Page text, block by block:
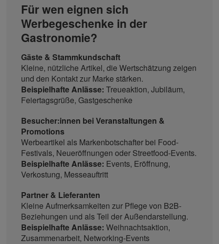
Für wen eignen sich
Werbegeschenke in der
Gastronomie?
Gäste & Stammkundschaft
Kleine, nützliche Artikel, die Wertschätzung zeigen
und den Kontakt zur Marke stärken.
Beispielhafte Anlässe:Treueaktion, Jubiläum,
Feiertagsgrüße, Gastgeschenke
Besucher:innen bei Veranstaltungen &
Promotions
Werbeartikel als Markenbotschafter bei Food-
Festivals, Neueröffnungen oder Streetfood-Events.
Beispielhafte Anlässe: Events, Eröffnung,
Verkostung, Messeauftritt
Partner & Lieferanten
Kleine Aufmerksamkeiten zur Pflege von B2B-
Beziehungen und als Teil der Außendarstellung.
Beispielhafte Anlässe: Weihnachtsaktion,
Zusammenarbeit, Networking-Events